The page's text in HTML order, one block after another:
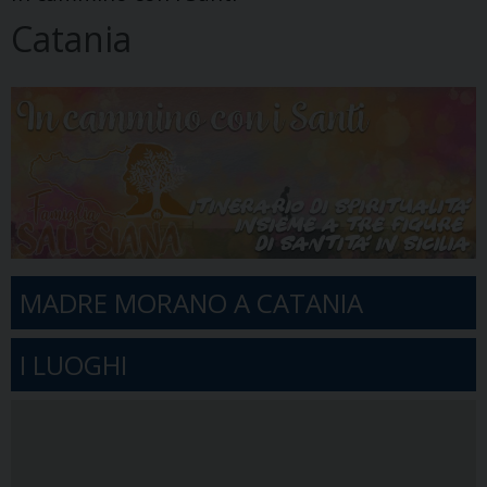
Catania
MADRE MORANO A CATANIA
I LUOGHI